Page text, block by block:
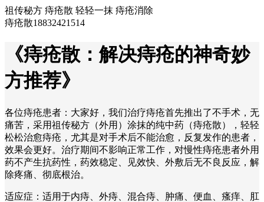
祖传秘方 痔疮散 轻轻一抹 痔疮消除
痔疮散18832421514
《痔疮散：解决痔疮的神奇妙
方推荐》
各位痔疮患者：大家好，我们治疗痔疮首先推出了不手术，无
痛苦，采用祖传秘方（外用）涂抹的纯中药（痔疮散），轻轻
松松治愈痔疮，尤其是对手术后不能治愈，反复发作的患者，
效果会更好。治疗期间不影响正常工作，对慢性痔疮患者外用
药不产生抗药性，药效稳定、见效快、外敷后无不良反应，解
除疼痛、彻底根治。
适应症：适用于内痔、外痔、混合痔、肿痛、便血、瘙痒、肛